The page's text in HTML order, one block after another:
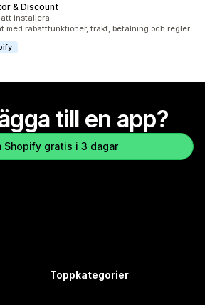
& Discount
installera
med rabattfunktioner, frakt, betalning och regler
till en app?
Shopify gratis i 3 dagar
Toppkategorier